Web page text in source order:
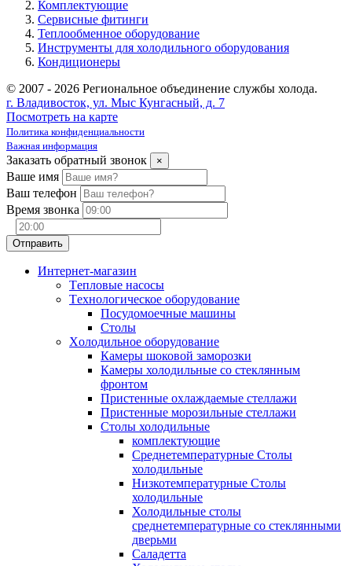
Комплектующие
Сервисные фитинги
Теплообменное оборудование
Инструменты для холодильного оборудования
Кондиционеры
© 2007 - 2026 Региональное объединение службы холода.
г. Владивосток, ул. Мыс Кунгасный, д. 7
Посмотреть на карте
Политика конфиденциальности
Важная информация
Заказать обратный звонок ×
Ваше имя
Ваш телефон
Время звонка
Интернет-магазин
Tепловые насосы
Tехнологическое оборудование
Посудомоечные машины
Столы
Xолодильное оборудование
Камеры шоковой заморозки
Камеры холодильные со стеклянным
фронтом
Пристенные охлаждаемые стеллажи
Пристенные морозильные стеллажи
Столы холодильные
комплектующие
Среднетемпературные Столы
холодильные
Низкотемпературные Столы
холодильные
Холодильные столы
среднетемпературные со стеклянными
дверьми
Саладетта